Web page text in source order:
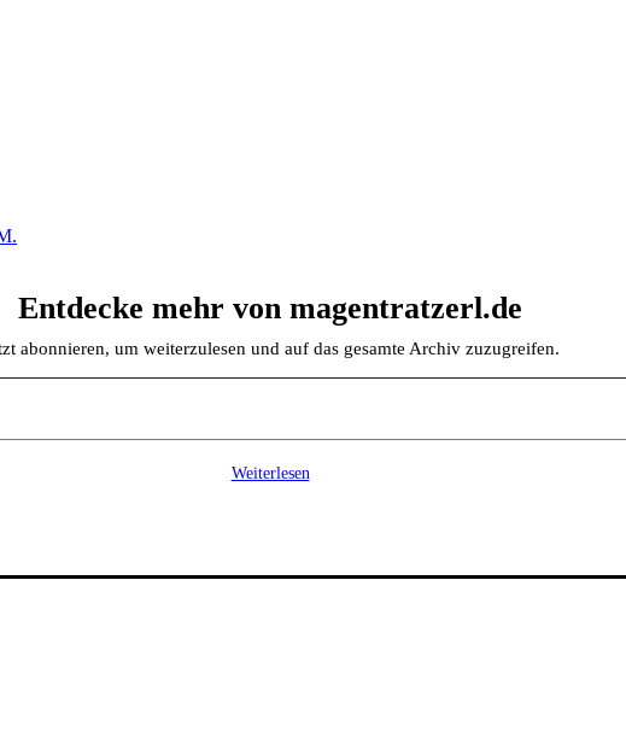
Entdecke mehr von magentratzerl.de
abonnieren, um weiterzulesen und auf das gesamte Archiv zuzugreifen.
Weiterlesen